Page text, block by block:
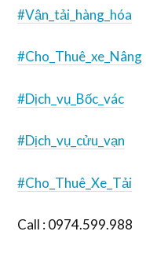
#Vận_tải_hàng_hóa
#Cho_Thuê_xe_Nâng
#Dịch_vụ_Bốc_vác
#Dịch_vụ_cửu_vạn
#Cho_Thuê_Xe_Tải
Call : 0974.599.988